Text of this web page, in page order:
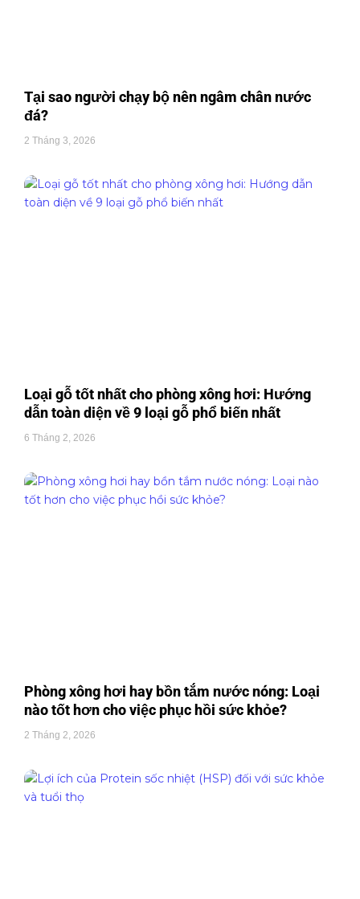
Tại sao người chạy bộ nên ngâm chân nước
đá?
2 Tháng 3, 2026
Loại gỗ tốt nhất cho phòng xông hơi: Hướng
dẫn toàn diện về 9 loại gỗ phổ biến nhất
6 Tháng 2, 2026
Phòng xông hơi hay bồn tắm nước nóng: Loại
nào tốt hơn cho việc phục hồi sức khỏe?
2 Tháng 2, 2026